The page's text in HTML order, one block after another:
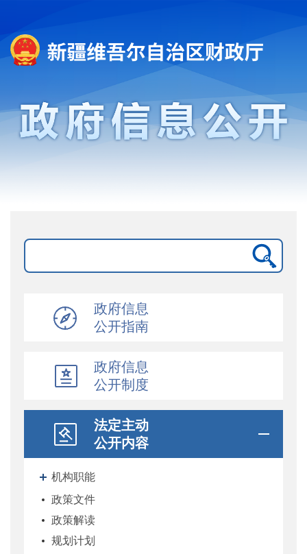
政府信息
公开指南
政府信息
公开制度
法定主动
公开内容
机构职能
政策文件
政策解读
规划计划